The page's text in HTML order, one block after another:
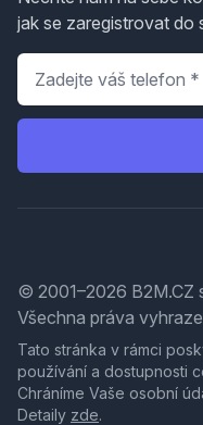
jak se zaregistrovat do
Telefon
© 2001–2026 B2M.CZ
Všechna práva
Tato stránka v rámci
používání a dostupnosti
Chráníme Vaše osobní
Detaily zde.